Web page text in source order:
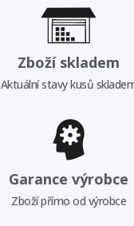
Zboží skladem
Aktuální stavy kusů
Garance výrobce
Zboží přímo od výrobce